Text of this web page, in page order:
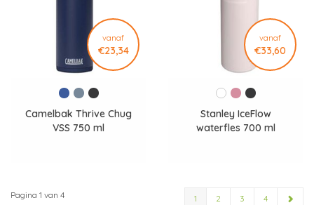
vanaf
€23,34
Camelbak Thrive Chug
VSS 750 ml
vanaf
€33,60
Stanley IceFlow
waterfles 700 ml
Pagina 1 van 4 1 2 3 4